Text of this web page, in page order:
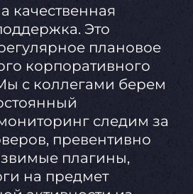
качественная
Это
плановое
корпоративного
с коллегами берем
следим за
превентивно
плагины,
на предмет